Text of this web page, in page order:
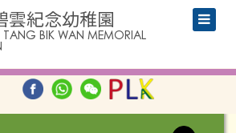
雲紀念幼稚園
TANG BIK WAN MEMORIAL